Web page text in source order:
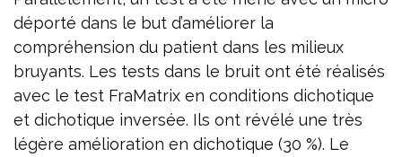
déporté dans le but d’améliorer la
compréhension du patient dans les milieux
bruyants. Les tests dans le bruit ont été réalisés
avec le test FraMatrix en conditions dichotique
et dichotique inversée. Ils ont révélé une très
légère amélioration en dichotique (30 %). Le